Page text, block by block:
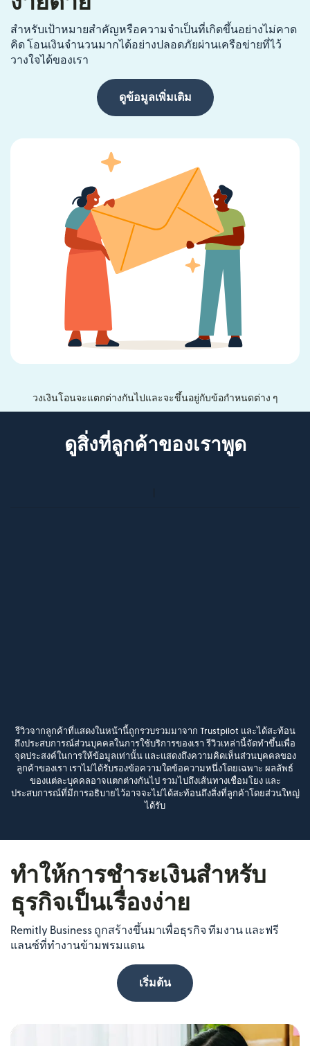
สำหรับเป้าหมายสำคัญหรือความจำเป็นที่เกิดขึ้นอย่างไม่คาด
คิด โอนเงินจำนวนมากได้อย่างปลอดภัยผ่านเครือข่ายที่ไว้
วางใจได้ของเรา
ดูข้อมูลเพิ่มเติม
วงเงินโอนจะแตกต่างกันไปและจะขึ้นอยู่กับข้อกำหนดต่าง ๆ
ดูสิ่งที่ลูกค้าของเราพูด
รีวิวจากลูกค้าที่แสดงในหน้านี้ถูกรวบรวมมาจาก Trustpilot และได้สะท้อน
ถึงประสบการณ์ส่วนบุคคลในการใช้บริการของเรา รีวิวเหล่านี้จัดทำขึ้นเพื่อ
จุดประสงค์ในการให้ข้อมูลเท่านั้น และแสดงถึงความคิดเห็นส่วนบุคคลของ
ลูกค้าของเรา เราไม่ได้รับรองข้อความใดข้อความหนึ่งโดยเฉพาะ ผลลัพธ์
ของแต่ละบุคคลอาจแตกต่างกันไป รวมไปถึงเส้นทางเชื่อมโยง และ
ประสบการณ์ที่มีการอธิบายไว้อาจจะไม่ได้สะท้อนถึงสิ่งที่ลูกค้าโดยส่วนใหญ่
ได้รับ
ทำให้การชำระเงินสำหรับ
ธุรกิจเป็นเรื่องง่าย
Remitly Business ถูกสร้างขึ้นมาเพื่อธุรกิจ ทีมงาน และฟรี
แลนซ์ที่ทำงานข้ามพรมแดน
เริ่มต้น